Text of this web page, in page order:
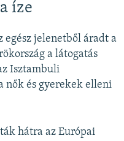
íze
jelenetből áradt a
a látogatás
Isztambuli
nők és gyerekek elleni
hátra az Európai